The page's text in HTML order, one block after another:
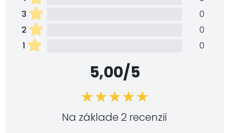
3
0
2
0
1
0
5,00/5
Na základe 2 recenzií